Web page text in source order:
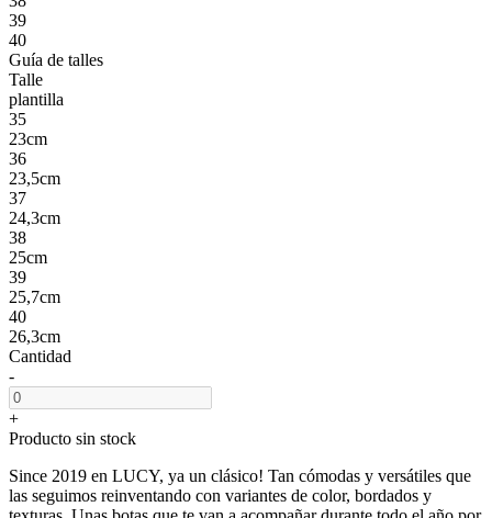
39
40
Guía de talles
Talle
plantilla
35
23cm
36
23,5cm
37
24,3cm
38
25cm
39
25,7cm
40
26,3cm
Cantidad
-
+
Producto sin stock
Since 2019 en LUCY, ya un clásico! Tan cómodas y versátiles que
las seguimos reinventando con variantes de color, bordados y